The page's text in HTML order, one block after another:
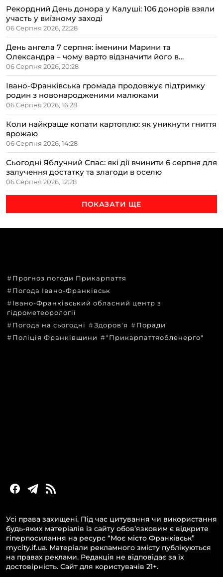
Рекордний День донора у Калуші: 106 донорів взяли
участь у виїзному заході
06 Серпня 2026, 22:28
День ангела 7 серпня: іменини Марини та
Олександра – чому варто відзначити його в
сімейному колі
06 Серпня 2026, 20:28
Івано-Франківська громада продовжує підтримку
родин з новонародженими малюками
06 Серпня 2026, 16:28
Коли найкраще копати картоплю: як уникнути гниття
врожаю
06 Серпня 2026, 14:28
Сьогодні Яблучний Спас: які дії вчинити 6 серпня для
залучення достатку та злагоди в оселю
06 Серпня 2026, 12:28
ПОКАЗАТИ ЩЕ
Прогноз погоди Прикарпаття
Погода Івано-Франківськ
Івано-Франківський обласний центр з
гідрометеорології
Погода на сьогодні
Здоров'я
Поради
Поліція Франківщини
"Прикарпаттяобленерго"
Усі права захищені. Під час цитування чи використання
будь-яких матеріалів із сайту обов’язковим є відкрите
гіперпосилання на ресурс “Моє місто Франківськ”
mycity.if.ua. Матеріали рекламного змісту публікуються
на правах реклами. Редакція не відповідає за їх
достовірність. Сайт для користувачів 21+.